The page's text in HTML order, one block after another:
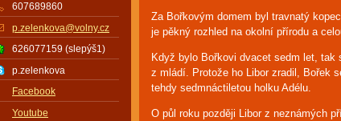
Za Bořkovým domem byl travnatý
je pěkný rozhled na okolní přírodu a
Když bylo Bořkovi dvacet sedm let, tak
z mládí. Protože ho Libor zradil, Bořek
tehdy sedmnáctiletou holku Adélu.
O půl roku později Libor z neznámých
607689860
p.zelenkova@volny.cz
626077159 (slepýš1)
p.zelenkova
Facebook
Youtube